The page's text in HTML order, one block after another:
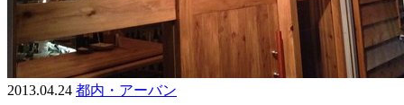
2013.04.24 都内・アーバン